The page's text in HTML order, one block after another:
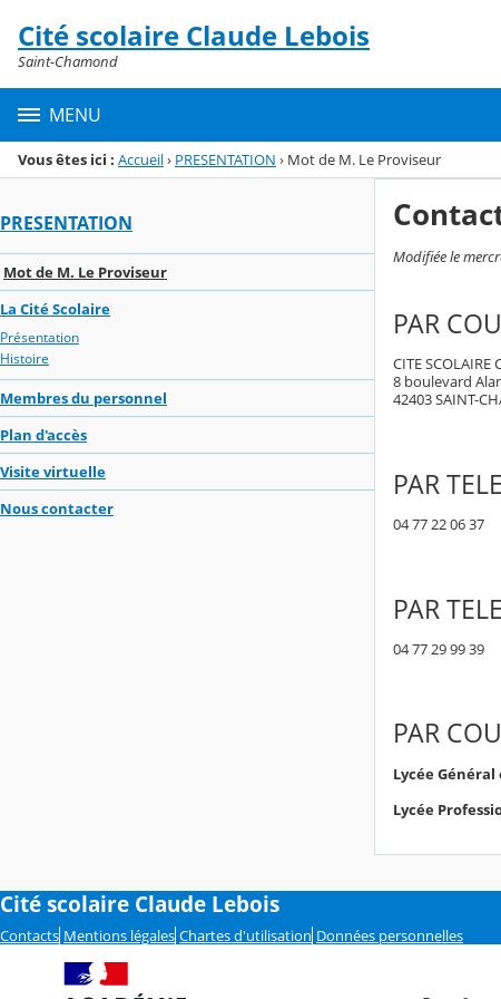
Menu de la rubrique
Contenu
Cité scolaire Claude Lebois
Saint-Chamond
MENU
Vous êtes ici : Accueil› PRESENTATION › Mot de M. Le Proviseur
PRESENTATION
Mot de M. Le Proviseur
La Cité Scolaire
Présentation
Histoire
Membres du personnel
Plan d'accès
Visite virtuelle
Nous contacter
Modifiée le
PAR
CITE SCOLAIRE
8 boulevard
42403 SAINT-
PAR
04 77 22 06 37
PAR
04 77 29 99 39
PAR
Lycée
Lycée
Cité scolaire Claude Lebois
Contacts Mentions légales Chartes d'utilisation Données personnelles